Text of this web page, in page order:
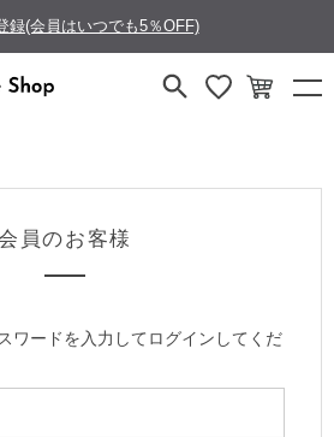
録(会員はいつでも5％OFF)
員のお客様
ワードを入力してログインしてくだ